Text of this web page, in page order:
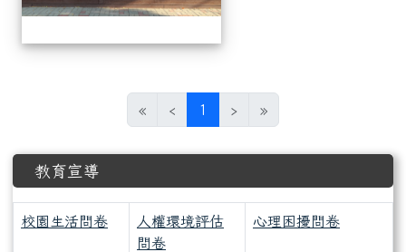
« ‹ 1 (目前頁次)
› »
下中區域內容
教育宣導
校園生活問卷
人權環境評估
問卷
心理困擾問卷